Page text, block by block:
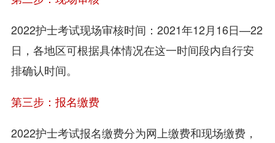
2022护士考试现场审核时间：2021年12月16日—22
日，各地区可根据具体情况在这一时间段内自行安
排确认时间。
第三步：报名缴费
2022护士考试报名缴费分为网上缴费和现场缴费，